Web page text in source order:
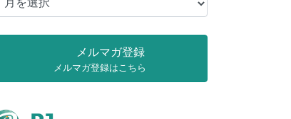
月
メルマガ登録
メルマガ登録はこちら